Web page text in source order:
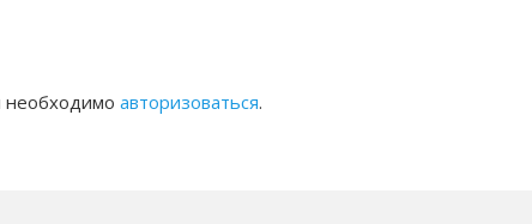
необходимо авторизоваться.